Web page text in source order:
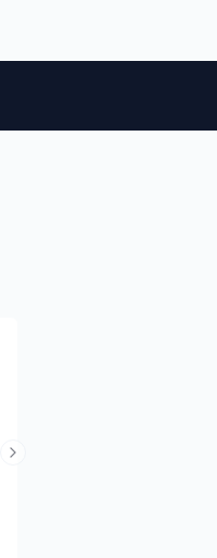
Next Slide